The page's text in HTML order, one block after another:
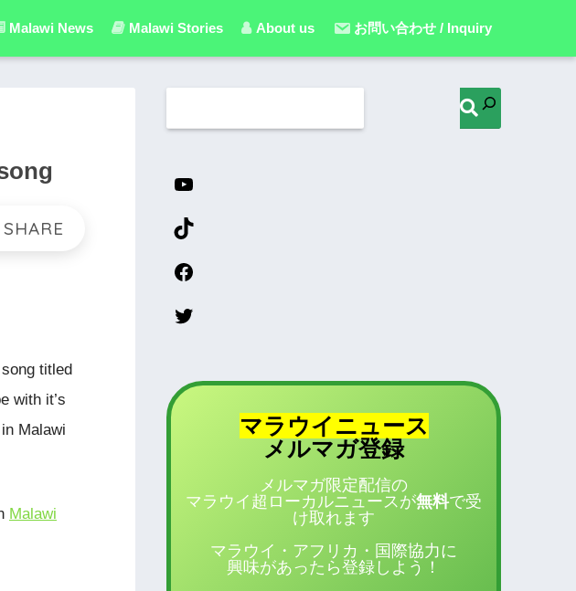
Malawi News Malawi Stories About us お問い合わせ / Inquiry
titled
with it’s
Malawi
Malawi
マラウイニュース
メルマガ登録
メルマガ限定配信の
マラウイ超ローカルニュースが無料で受
け取れます
マラウイ・アフリカ・国際協力に
興味があったら登録しよう！